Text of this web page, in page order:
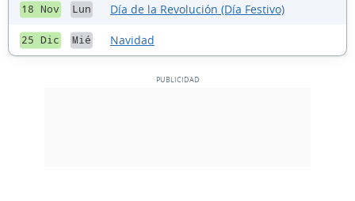
18 Nov Lun Día de la Revolución (Día Festivo)
25 Dic Mié Navidad